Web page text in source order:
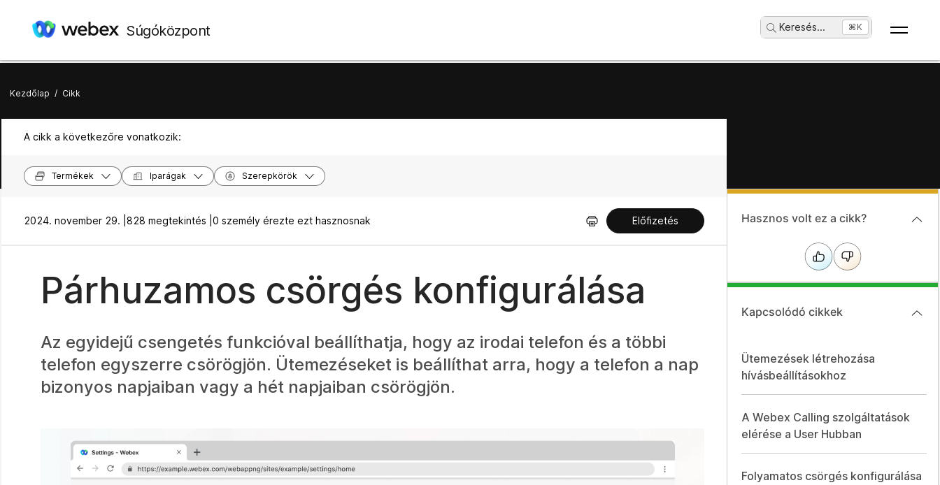
Súgóközpont Keresés... ⌘K
Kezdőlap / Cikk
A cikk a következőre vonatkozik:
Termékek Iparágak Szerepkörök
2024. november 29. | 828 megtekintés | 0 személy érezte ezt hasznosnak Előfizetés
Párhuzamos csörgés konfigurálása
Az egyidejű csengetés funkcióval beállíthatja, hogy az irodai telefon és a többi
telefon egyszerre csörögjön. Ütemezéseket is beállíthat arra, hogy a telefon a nap
bizonyos napjaiban vagy a hét napjaiban csörögjön.
Hasznos volt ez a cikk?
Kapcsolódó cikkek
Ütemezések létrehozása
hívásbeállításokhoz
A Webex Calling szolgáltatások
elérése a User Hubban
Folyamatos csörgés konfigurálása